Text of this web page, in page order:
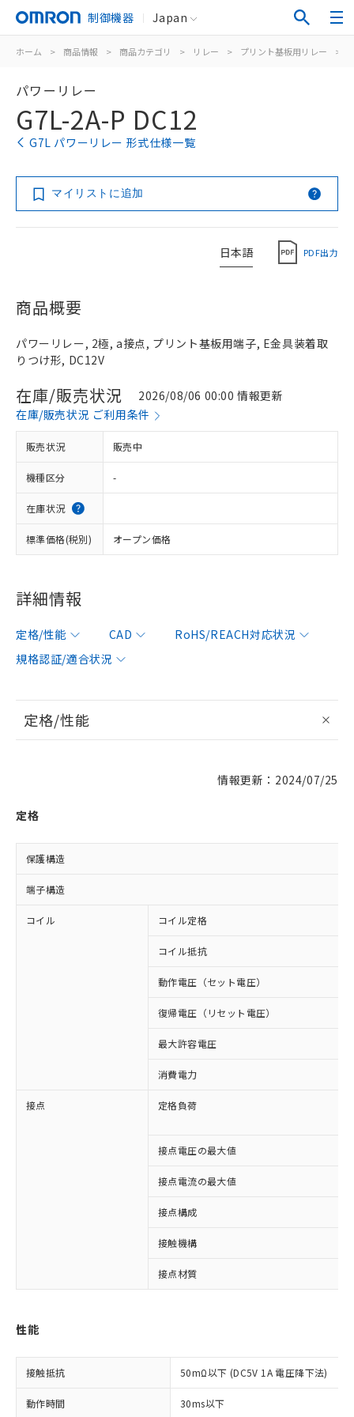
制御機器 Japan
ホーム > 商品情報 > 商品カテゴリ > リレー > プリント基板用リレー >
パワーリレー
G7L-2A-P DC12
G7L パワーリレー 形式仕様一覧
マイリストに追加
日本語 PDF出力
商品概要
パワーリレー, 2極, a接点, プリント基板用端子, E金具装着取
りつけ形, DC12V
在庫/販売状況
2026/08/06 00:00 情報更新
在庫/販売状況 ご利用条件
販売状況 販売中
機種区分 -
在庫状況
標準価格(税別) オープン価格
詳細情報
定格/性能 CAD
RoHS/REACH対応状況
規格認証/適合状況
定格/性能
情報更新：2024/07/25
定格
保護構造
端子構造
コイル コイル定格
コイル抵抗
動作電圧（セット電圧）
復帰電圧（リセット電圧）
最大許容電圧
消費電力
接点 定格負荷
接点電圧の最大値
接点電流の最大値
接点構成
接触機構
接点材質
性能
接触抵抗 50mΩ以下 (DC5V 1A 電圧降下法)
動作時間 30ms以下
ご利用条件
対応予定：EU RoHS指令（10物質）の非含
有に対応した製品に切り替える予定のある
商品です。